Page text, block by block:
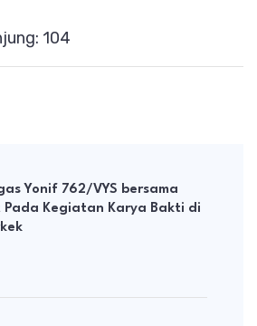
104
Yonif 762/VYS bersama
Pada Kegiatan Karya Bakti di